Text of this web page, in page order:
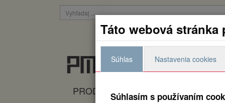
Prihlásiť
PRODUKTY NOVINKY
Táto webová
Súhlas Nastavenia cookies
Súhlasím s používaním